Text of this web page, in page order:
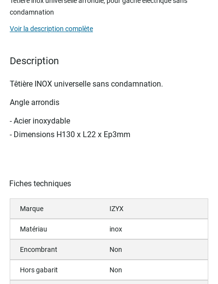
of
gallery
condamnation
Voir la description complète
Description
Têtière INOX universelle sans condamnation.
Angle arrondis
- Acier inoxydable
- Dimensions H130 x L22 x Ep3mm
Fiches techniques
Marque IZYX
Matériau inox
Encombrant Non
Hors gabarit Non